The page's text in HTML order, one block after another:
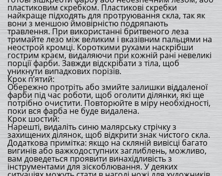
пластиковим скребком. Пластикові скребки
найкраще підходять для протруювання скла, так як
вони з меншою ймовірністю подряпають
травлення. При використанні бритвеного леза
тримайте лезо між великим і вказівним пальцями на
неострой кромці. Короткими рухами наскрібши
гострим краєм, видаляючи при кожній рані невеликі
порції фарби. Завжди відскрібати з тіла, щоб
уникнути випадкових порізів.
Крок п’ятий:
Обережно протріть або змийте залишки віддаленої
фарби під час роботи, щоб оголити ділянки, які ще
потрібно очистити. Повторюйте в міру необхідності,
поки вся фарба не буде видалена.
Крок шостий:
Нарешті, видаліть синю малярську стрічку з
захищених ділянок, щоб відкрити знак чистого скла.
Додаткова примітка: якщо на скляній вивісці багато
вигинів або важкодоступних заглиблень, можливо,
вам доведеться проявити винахідливість з
інструментами для зіскоблювання. У деяких